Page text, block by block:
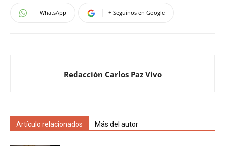
WhatsApp + Seguinos en Google
Redacción Carlos Paz Vivo
Artículo relacionados Más del autor